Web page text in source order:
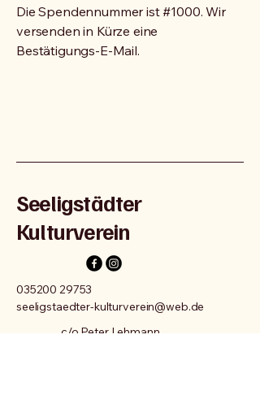
Die Spendennummer ist #1000. Wir
versenden in Kürze eine
Bestätigungs-E-Mail.
Seeligstädter
Kulturverein
035200 29753
seeligstaedter-kulturverein@web.de
c/o Peter Lehmann